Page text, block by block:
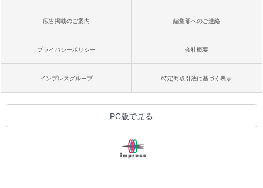
広告掲載のご案内 編集部へのご連絡
プライバシーポリシー 会社概要
インプレスグループ 特定商取引法に基づく表示
PC版で見る